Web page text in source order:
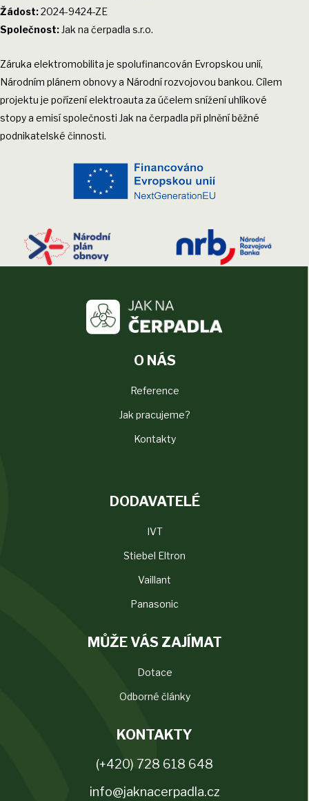
Žádost:2024-9424-ZE
Společnost: Jak na čerpadla s.r.o.
Záruka elektromobilita je spolufinancován Evropskou unií,
Národním plánem obnovy a Národní rozvojovou bankou. Cílem
projektu je pořízení elektroauta za účelem snížení uhlíkové
stopy a emisí společnosti Jak na čerpadla při plnění běžné
podnikatelské činnosti.
O NÁS
Reference
Jak pracujeme?
Kontakty
DODAVATELÉ
IVT
Stiebel Eltron
Vaillant
Panasonic
MŮŽE VÁS ZAJÍMAT
Dotace
Odborné články
KONTAKTY
(+420) 728 618 648
info@jaknacerpadla.cz